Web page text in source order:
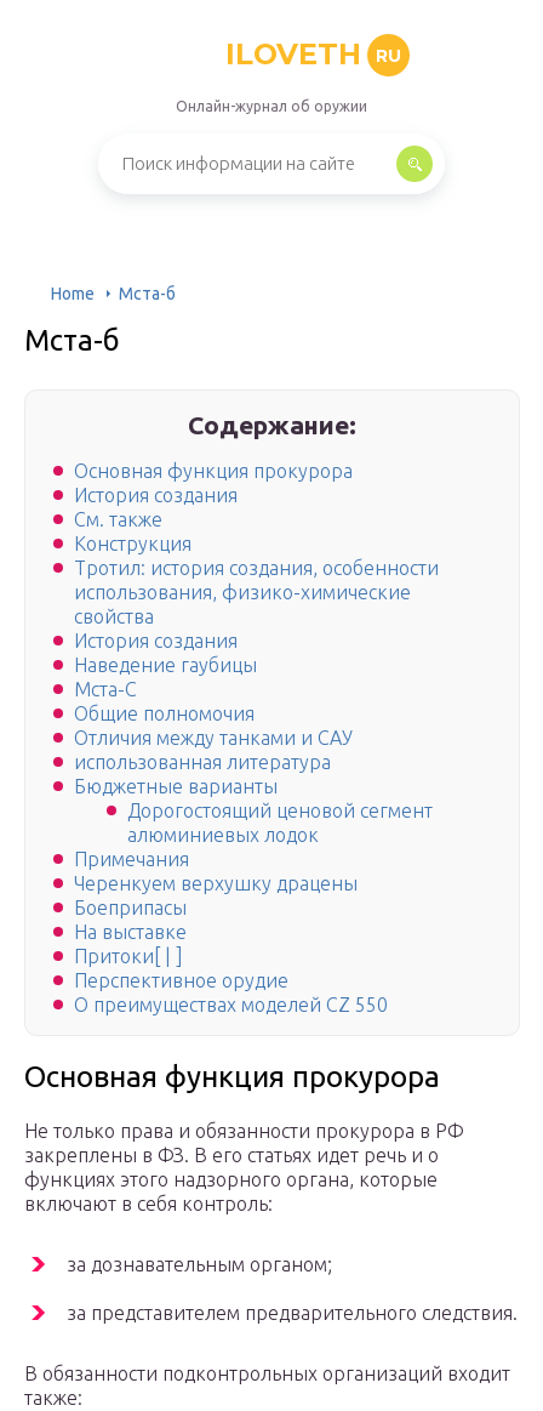
ILOVETH RU
Онлайн-журнал об оружии
Home Мста-б
Мста-б
Содержание:
Основная функция прокурора
История создания
См. также
Конструкция
Тротил: история создания, особенности
использования, физико-химические
свойства
История создания
Наведение гаубицы
Мста-С
Общие полномочия
Отличия между танками и САУ
использованная литература
Бюджетные варианты
Дорогостоящий ценовой сегмент
алюминиевых лодок
Примечания
Черенкуем верхушку драцены
Боеприпасы
На выставке
Притоки[ | ]
Перспективное орудие
О преимуществах моделей CZ 550
Основная функция прокурора
Не только права и обязанности прокурора в РФ
закреплены в ФЗ. В его статьях идет речь и о
функциях этого надзорного органа, которые
включают в себя контроль:
за дознавательным органом;
за представителем предварительного следствия.
В обязанности подконтрольных организаций входит
также: